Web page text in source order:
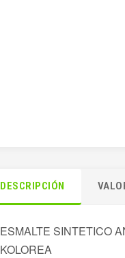
DESCRIPCIÓN
ESMALTE SINTETICO
KOLOREA